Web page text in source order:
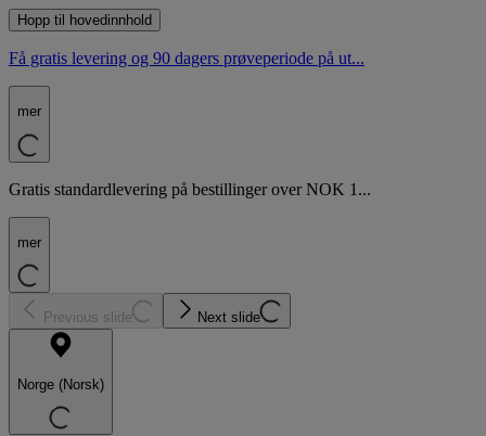
Hopp til hovedinnhold
Få gratis levering og 90 dagers prøveperiode på ut...
mer
Gratis standardlevering på bestillinger over NOK 1...
mer
Previous slide Next slide
Norge (Norsk)